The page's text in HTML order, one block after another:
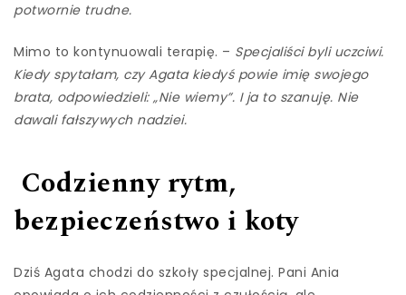
potwornie trudne.
Mimo to kontynuowali terapię. – Specjaliści byli uczciwi.
Kiedy spytałam, czy Agata kiedyś powie imię swojego
brata, odpowiedzieli: „Nie wiemy”. I ja to szanuję. Nie
dawali fałszywych nadziei.
Codzienny rytm,
bezpieczeństwo i koty
Dziś Agata chodzi do szkoły specjalnej. Pani Ania